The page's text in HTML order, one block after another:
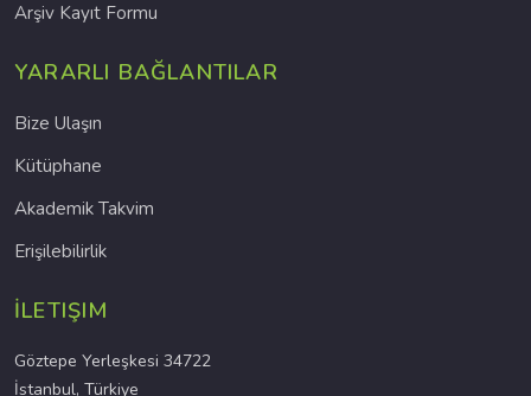
Arşiv Kayıt Formu
YARARLI BAĞLANTILAR
Bize Ulaşın
Kütüphane
Akademik Takvim
Erişilebilirlik
İLETIŞIM
Göztepe Yerleşkesi 34722
İstanbul, Türkiye